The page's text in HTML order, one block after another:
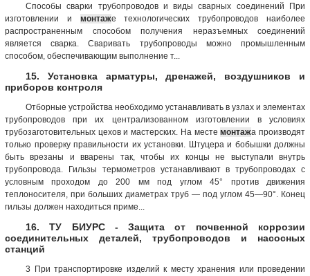
Способы сварки трубопроводов и виды сварных соединений При
изготовлении и монтаже технологических трубопроводов наиболее
распространенным способом получения неразъемных соединений
является сварка. Сваривать трубопроводы можно промышленным
способом, обеспечивающим выполнение т...
15. Установка арматуры, дренажей, воздушников и
приборов контроля
Отборные устройства необходимо устанавливать в узлах и элементах
трубопроводов при их централизованном изготовлении в условиях
трубозаготовительных цехов и мастерских. На местемонтажа производят
только проверку правильности их установки. Штуцера и бобышки должны
быть врезаны и вварены так, чтобы их концы не выступали внутрь
трубопровода. Гильзы термометров устанавливают в трубопроводах с
условным проходом до 200 мм под углом 45° против движения
теплоносителя, при больших диаметрах труб — под углом 45—90°. Конец
гильзы должен находиться приме...
16. ТУ БИУРС - Защита от почвенной коррозии
соединительных деталей, трубопроводов и насосных
станций
3 При транспортировке изделий к месту хранения или проведении